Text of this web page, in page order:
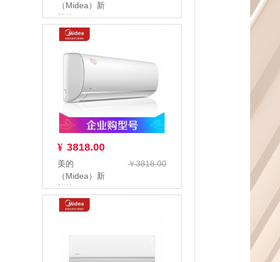
（Midea）新
能效KFR-
26GW/BP3DN8Y-
PC4...
¥ 3818.00
￥3818.00
美的
（Midea）新
能效KFR-
35GW/BP3DN8Y-
PC4...